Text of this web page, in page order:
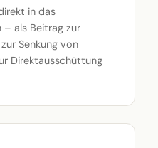
in das
als Beitrag zur
Senkung von
Direktausschüttung